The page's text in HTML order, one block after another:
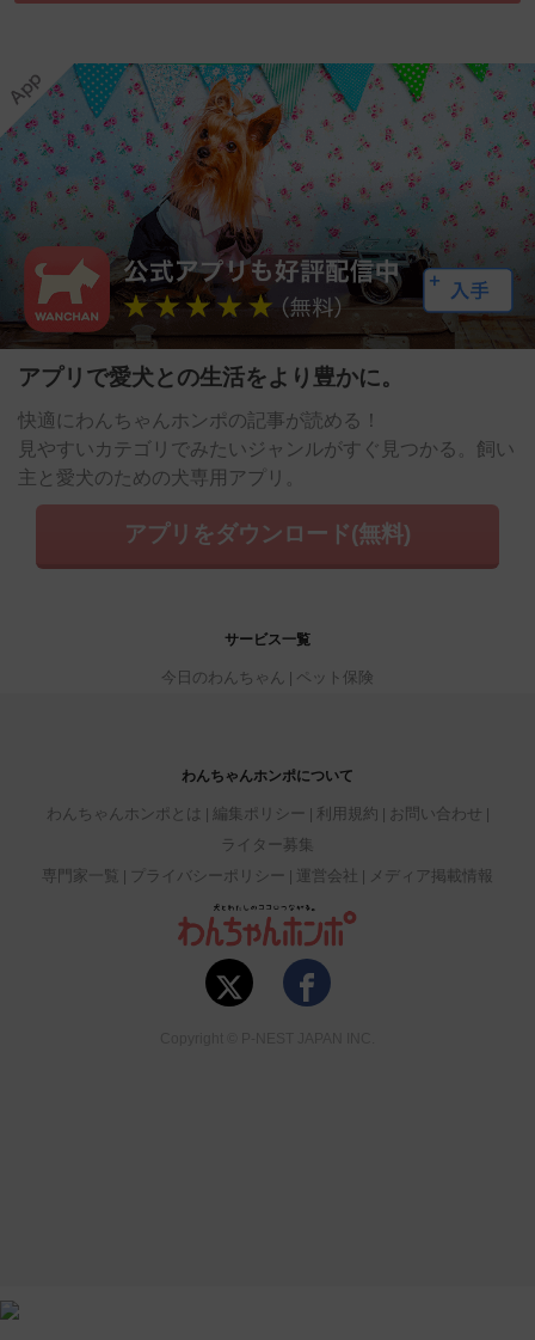
アプリで愛犬との生活をより豊かに。
快適にわんちゃんホンポの記事が読める！
見やすいカテゴリでみたいジャンルがすぐ見つかる。飼い
主と愛犬のための犬専用アプリ。
アプリをダウンロード(無料)
サービス一覧
今日のわんちゃん ペット保険
わんちゃんホンポについて
わんちゃんホンポとは 編集ポリシー 利用規約
お問い合わせ
ライター募集
専門家一覧
プライバシーポリシー 運営会社 メディア掲載情報